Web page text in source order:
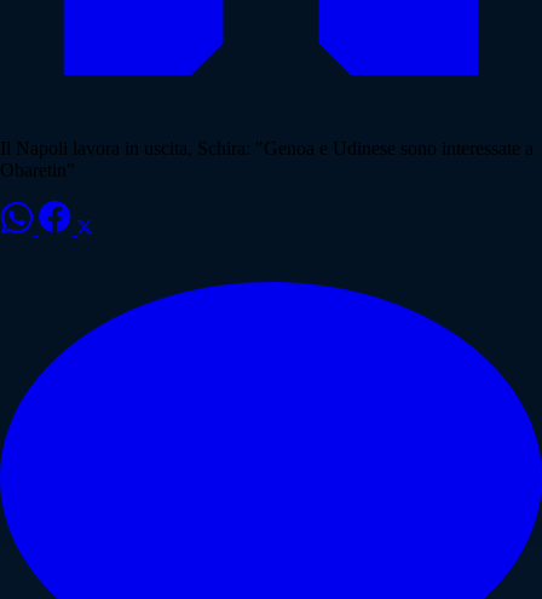
Il Napoli lavora in uscita, Schira: "Genoa e Udinese sono interessate a
Obaretin"